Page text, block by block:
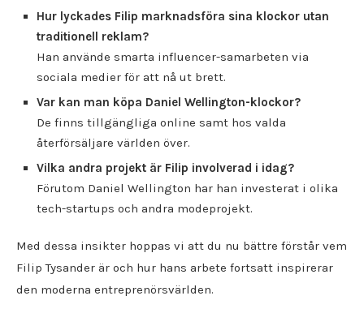
Hur lyckades Filip marknadsföra sina klockor utan
traditionell reklam?
Han använde smarta influencer-samarbeten via
sociala medier för att nå ut brett.
Var kan man köpa Daniel Wellington-klockor?
De finns tillgängliga online samt hos valda
återförsäljare världen över.
Vilka andra projekt är Filip involverad i idag?
Förutom Daniel Wellington har han investerat i olika
tech-startups och andra modeprojekt.
Med dessa insikter hoppas vi att du nu bättre förstår vem
Filip Tysander är och hur hans arbete fortsatt inspirerar
den moderna entreprenörsvärlden.